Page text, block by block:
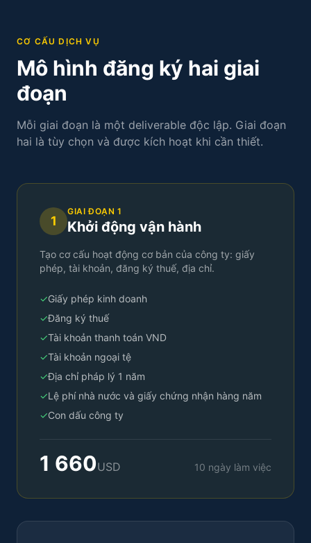
CƠ CẤU DỊCH VỤ
Mô hình đăng ký hai giai
đoạn
Mỗi giai đoạn là một deliverable độc lập. Giai đoạn
hai là tùy chọn và được kích hoạt khi cần thiết.
1
GIAI ĐOẠN 1
Khởi động vận hành
Tạo cơ cấu hoạt động cơ bản của công ty: giấy
phép, tài khoản, đăng ký thuế, địa chỉ.
✓Giấy phép kinh doanh
✓Đăng ký thuế
✓Tài khoản thanh toán VND
✓Tài khoản ngoại tệ
✓Địa chỉ pháp lý 1 năm
✓Lệ phí nhà nước và giấy chứng nhận hàng năm
✓Con dấu công ty
1 660USD 10 ngày làm việc